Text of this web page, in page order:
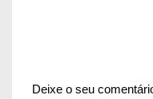
Deixe o seu